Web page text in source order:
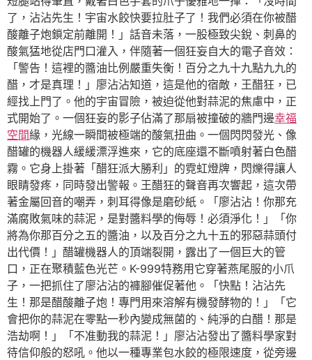
了，沾沾先生！宇宙水餃快要拉肚子了！我們必須在你被醋
酸離子炮鎖定前離開！」話音未落，一股極致尖銳、刺鼻的
酸氣猛地從店門口灌入，伴隨著一個狂妄自大的電子音效：
「警告！這裡的醬油比例嚴重失衡！百分之九十九點九九的
醋，才是真理！」廖沾沾知道，這是他的宿敵，王醋狂，已
經找上門了。他的宇宙冒險，被迫從他對蒜泥的焦慮中，正
式開始了。一個狂妄的影子佔滿了那扇被撞破的牆門邊幸福
空間緣，光線一瞬間被極端的酸氣扭曲。一個閃閃發光、像
醋罐的機器人緩緩漂浮進來，它的底座還不斷噴射著白色醋
霧。它身上掛著「醋狂派大勝利」的霓虹燈牌，閃爍得讓人
眼睛發疼，同時發出警報。王醋狂的聲音再次響起，這次帶
著金屬回音的嘲弄，刺耳得像是磨砂紙。「廖沾沾！你那充
滿腐敗氣味的蒜泥，是對醬料學的侮辱！必須淨化！」「你
將為你那百分之五的醬油，以及百分之九十五的邪惡蒜頭付
出代價！」醋罐機器人的頂端裂開，露出了一個巨大的管
口，正在聚積藍色光芒。K-999特務用它穿著燕尾服的小爪
子，一把抓住了廖沾沾的褲腳催促著他。「快點！沾沾先
生！那是醋酸離子炮！專門用來溶解有機發酵物的！」「它
會把你的蒜泥在零點一秒內變成無菌的、純淨的白醋！那是
浩劫啊！」「不准動我的蒜泥！」廖沾沾發出了醬料學家對
待信仰般的怒吼。他以一種專業包水餃的極限速度，從旁邊